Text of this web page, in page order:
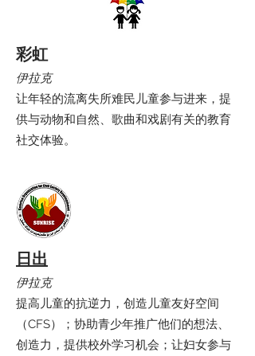
彩虹
伊拉克
让年轻的流离失所难民儿童参与进来，提
供与动物和自然、歌曲和戏剧有关的教育
社交体验。
日出
伊拉克
提高儿童的抗逆力，创造儿童友好空间
（CFS）；协助青少年推广他们的想法、
创造力，提供校外学习机会；让妇女参与